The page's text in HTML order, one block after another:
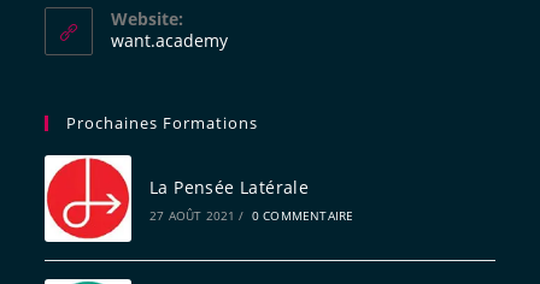
Website:
want.academy
Prochaines Formations
La Pensée Latérale
27 AOÛT 2021 / 0 COMMENTAIRE